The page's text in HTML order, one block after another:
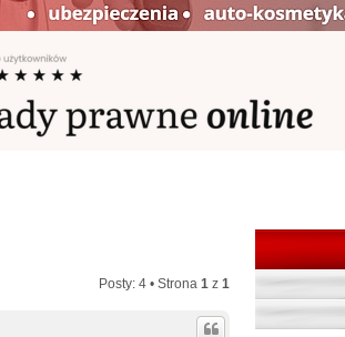
Posty: 4 • Strona 1z 1